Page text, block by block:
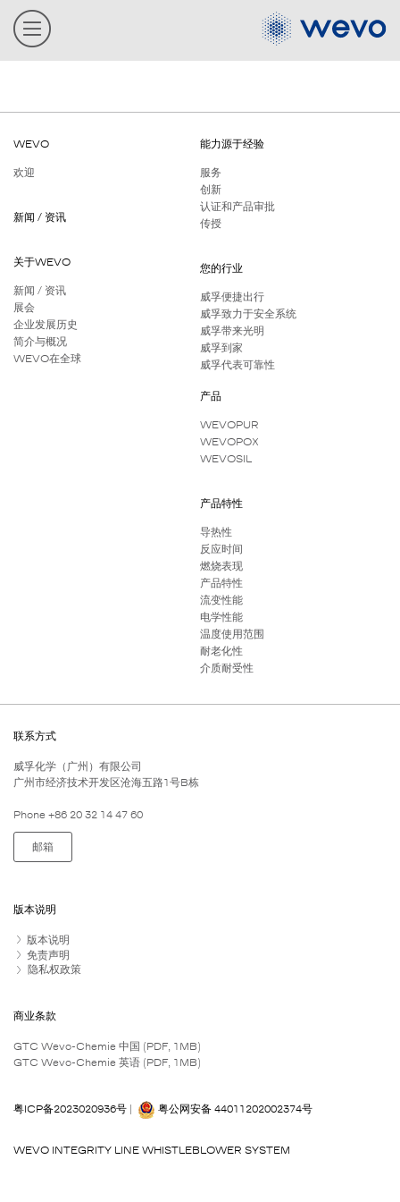
WEVO
欢迎
新闻 / 资讯
关于WEVO
新闻 / 资讯
展会
企业发展历史
简介与概况
WEVO在全球
能力源于经验
服务
创新
认证和产品审批
传授
您的行业
威孚便捷出行
威孚致力于安全系统
威孚带来光明
威孚到家
威孚代表可靠性
产品
WEVOPUR
WEVOPOX
WEVOSIL
产品特性
导热性
反应时间
燃烧表现
产品特性
流变性能
电学性能
温度使用范围
耐老化性
介质耐受性
联系方式
威孚化学（广州）有限公司
广州市经济技术开发区沧海五路1号B栋
Phone +86 20 32 14 47 60
邮箱
版本说明
版本说明
免责声明
隐私权政策
商业条款
GTC Wevo-Chemie 中国 (PDF, 1MB)
GTC Wevo-Chemie 英语 (PDF, 1MB)
粤ICP备2023020936号 粤公网安备 44011202002374号
WEVO INTEGRITY LINE WHISTLEBLOWER SYSTEM